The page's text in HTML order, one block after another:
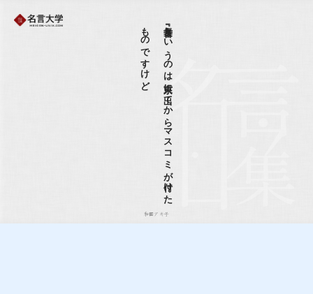
『女番長』と
い
う
の
は
東京に
出て
か
ら
マ
ス
コ
ミ
が
付け
た
も
の
で
す
け
ど
和田アキ子